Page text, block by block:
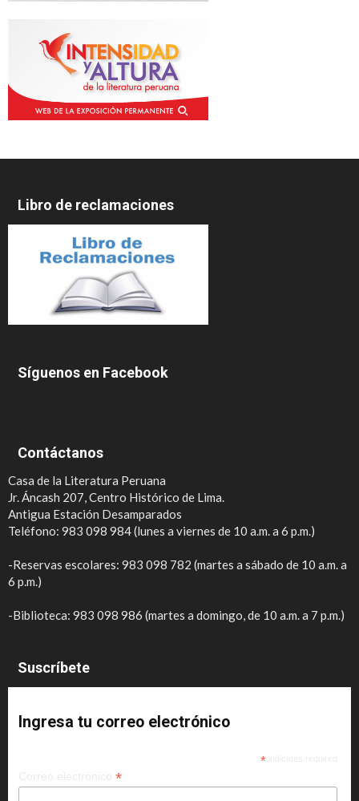
Libro de reclamaciones
Síguenos en Facebook
Contáctanos
Casa de la Literatura Peruana
Jr. Áncash 207, Centro Histórico de Lima.
Antigua Estación Desamparados
Teléfono: 983 098 984 (lunes a viernes de 10 a.m. a 6 p.m.)
-Reservas escolares: 983 098 782 (martes a sábado de 10 a.m. a
6 p.m.)
-Biblioteca: 983 098 986 (martes a domingo, de 10 a.m. a 7 p.m.)
Suscríbete
Ingresa tu correo electrónico
*
*